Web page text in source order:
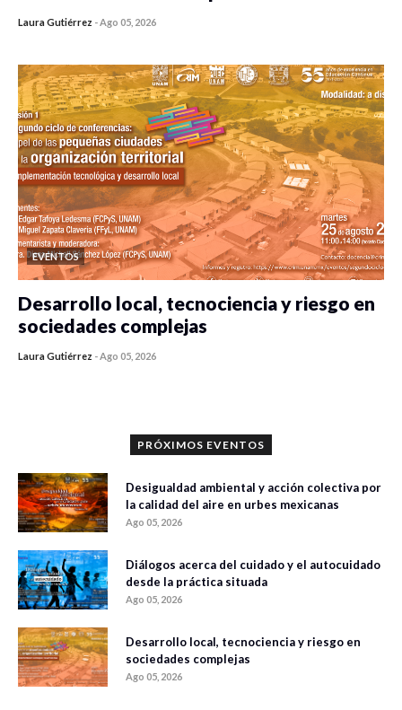
Laura Gutiérrez - Ago 05, 2026
EVENTOS
Desarrollo local, tecnociencia y riesgo en
sociedades complejas
Laura Gutiérrez - Ago 05, 2026
PRÓXIMOS EVENTOS
Desigualdad ambiental y acción colectiva por
la calidad del aire en urbes mexicanas
Ago 05, 2026
Diálogos acerca del cuidado y el autocuidado
desde la práctica situada
Ago 05, 2026
Desarrollo local, tecnociencia y riesgo en
sociedades complejas
Ago 05, 2026